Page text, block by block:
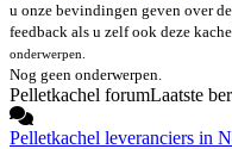
u onze bevindingen geven over
feedback als u zelf ook deze
onderwerpen.
Nog geen onderwerpen.
Pelletkachel forumLaatste
Pelletkachel leveranciers in